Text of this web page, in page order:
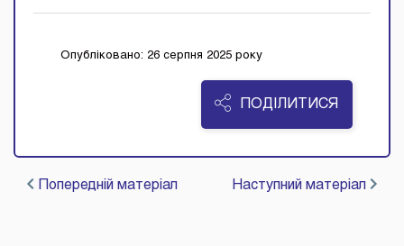
Опубліковано: 26 серпня 2025 року
ПОДІЛИТИСЯ
Попередній матеріал Наступний матеріал